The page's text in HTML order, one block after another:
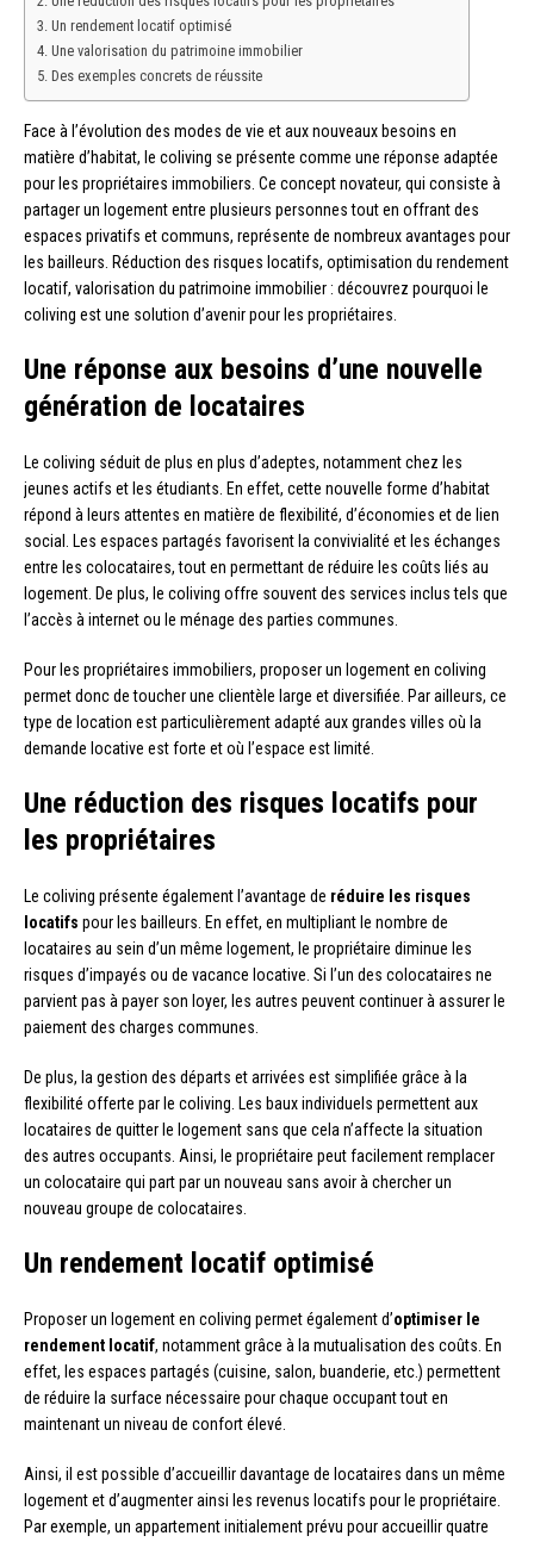
Un rendement locatif optimisé
Une valorisation du patrimoine immobilier
Des exemples concrets de réussite
Face à l’évolution des modes de vie et aux nouveaux besoins en
matière d’habitat, le coliving se présente comme une réponse adaptée
pour les propriétaires immobiliers. Ce concept novateur, qui consiste à
partager un logement entre plusieurs personnes tout en offrant des
espaces privatifs et communs, représente de nombreux avantages pour
les bailleurs. Réduction des risques locatifs, optimisation du rendement
locatif, valorisation du patrimoine immobilier : découvrez pourquoi le
coliving est une solution d’avenir pour les propriétaires.
Une réponse aux besoins d’une nouvelle
génération de locataires
Le coliving séduit de plus en plus d’adeptes, notamment chez les
jeunes actifs et les étudiants. En effet, cette nouvelle forme d’habitat
répond à leurs attentes en matière de flexibilité, d’économies et de lien
social. Les espaces partagés favorisent la convivialité et les échanges
entre les colocataires, tout en permettant de réduire les coûts liés au
logement. De plus, le coliving offre souvent des services inclus tels que
l’accès à internet ou le ménage des parties communes.
Pour les propriétaires immobiliers, proposer un logement en coliving
permet donc de toucher une clientèle large et diversifiée. Par ailleurs, ce
type de location est particulièrement adapté aux grandes villes où la
demande locative est forte et où l’espace est limité.
Une réduction des risques locatifs pour
les propriétaires
Le coliving présente également l’avantage de réduire les risques
locatifs pour les bailleurs. En effet, en multipliant le nombre de
locataires au sein d’un même logement, le propriétaire diminue les
risques d’impayés ou de vacance locative. Si l’un des colocataires ne
parvient pas à payer son loyer, les autres peuvent continuer à assurer le
paiement des charges communes.
De plus, la gestion des départs et arrivées est simplifiée grâce à la
flexibilité offerte par le coliving. Les baux individuels permettent aux
locataires de quitter le logement sans que cela n’affecte la situation
des autres occupants. Ainsi, le propriétaire peut facilement remplacer
un colocataire qui part par un nouveau sans avoir à chercher un
nouveau groupe de colocataires.
Un rendement locatif optimisé
Proposer un logement en coliving permet également d’optimiser le
rendement locatif, notamment grâce à la mutualisation des coûts. En
effet, les espaces partagés (cuisine, salon, buanderie, etc.) permettent
de réduire la surface nécessaire pour chaque occupant tout en
maintenant un niveau de confort élevé.
Ainsi, il est possible d’accueillir davantage de locataires dans un même
logement et d’augmenter ainsi les revenus locatifs pour le propriétaire.
Par exemple, un appartement initialement prévu pour accueillir quatre